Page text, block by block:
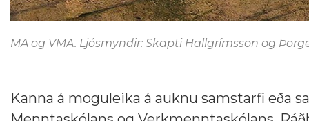
MA og VMA. Ljósmyndir: Skapti Hallgrímsson og
Kanna á möguleika á auknu samstarfi eða